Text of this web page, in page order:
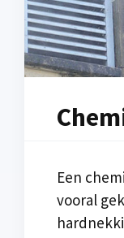
Een
vooral